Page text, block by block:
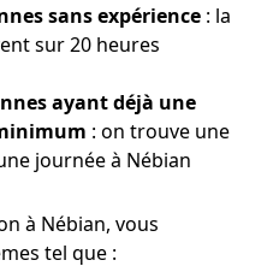
sans expérience : la
sur 20 heures
ayant déjà une
: on trouve une
journée à Nébian
à Nébian, vous
tel que :